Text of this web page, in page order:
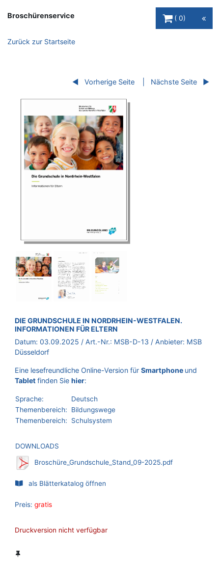
Broschürenservice
0
Zurück zur Startseite
Vorherige Seite Nächste Seite
BROSCHÜRE:
DIE GRUNDSCHULE IN NORDRHEIN-WESTFALEN.
INFORMATIONEN FÜR ELTERN
Datum: 03.09.2025 / Art.-Nr.: MSB-D-13 / Anbieter: MSB
Düsseldorf
Eine lesefreundliche Online-Version für Smartphone und
Tablet finden Sie hier:
Sprache:
Deutsch
Themenbereich:
Bildungswege
Themenbereich:
Schulsystem
DOWNLOADS
Broschüre_Grundschule_Stand_09-2025.pdf
als Blätterkatalog öffnen
Preis: gratis
Druckversion nicht verfügbar